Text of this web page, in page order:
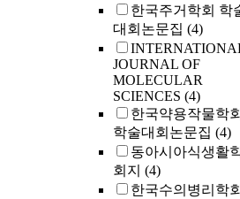
한국주거학회 학
대회논문집 (4)
JOURNAL OF
MOLECULAR
SCIENCES (4)
한국약용작물학회
학술대회논문집 (4)
동아시아식생활
회지 (4)
한국수의병리학회